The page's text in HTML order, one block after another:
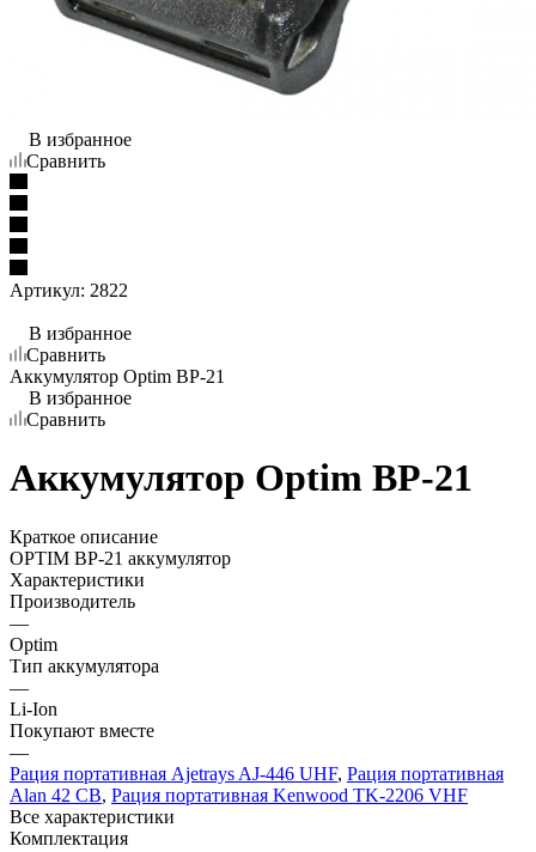
В избранное
Сравнить
Артикул: 2822
В избранное
Сравнить
Аккумулятор Optim BP-21
В избранное
Сравнить
Аккумулятор Optim BP-21
Краткое описание
OPTIM BP-21 аккумулятор
Характеристики
Производитель
—
Optim
Тип аккумулятора
—
Li-Ion
Покупают вместе
—
Рация портативная Ajetrays AJ-446 UHF, Рация портативная
Alan 42 СВ, Рация портативная Kenwood TK-2206 VHF
Все характеристики
Комплектация